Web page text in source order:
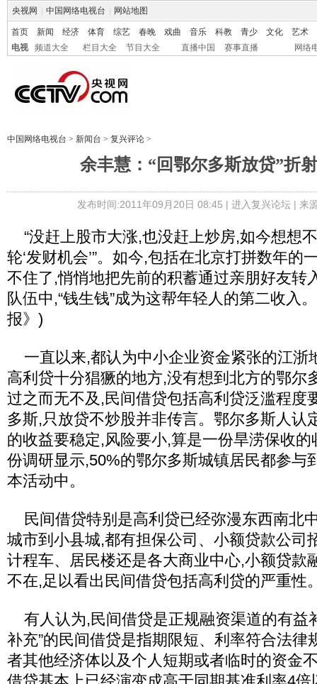
央视网 中国网络电视台 网站地图
首页 新闻 经济 体育 综艺 春晚 戏曲 音乐 科教 青少 文化
艺术
电视
频道大全 栏目大全 节目大全 直播中国 赛事直播 网络
中国网络电视台 > 新闻台 > 复兴评论 >
余丰慧：“回鄂尔多斯放贷”折
发布时间:2011年09月20日 08:45 | 进入复兴论坛| 来
“没赶上股市大涨,也没赶上炒房,如今想想
轮‘发财机会’”。如今,包括在北京打拼数年的
不住了,悄悄地把先前的积蓄通过亲朋好友转
队伍中,“钱生钱”成为这帮年轻人的第二收入
报》)
一直以来,都认为中小企业资金紧张的江浙
高利贷十分猖獗的地方,没有想到北方的鄂尔
过之而无不及,民间借贷包括高利贷泛滥程度
多斯,只放贷不炒股并非传言。鄂尔多斯人认
的收益要稳定,风险要小,算是一份旱涝保收
份调研显示,50%的鄂尔多斯城镇居民都参与
本活动中。
民间借贷特别是高利贷已经弥漫东西南北
城市到小县城,都有担保公司、小额贷款公司
计程车、居民楼还是各大商业中心,小额贷款
不在,足以看出民间借贷包括高利贷的严重
有人认为,民间借贷是正规融资渠道的有益
补充”的民间借贷是指期限短、利率符合法律
者其他经济体以及个人短期或者临时的资金